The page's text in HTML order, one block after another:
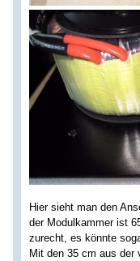
Hier sieht man den
der Modulkammer ist
zurecht, es könnte
Mit den 35 cm aus der